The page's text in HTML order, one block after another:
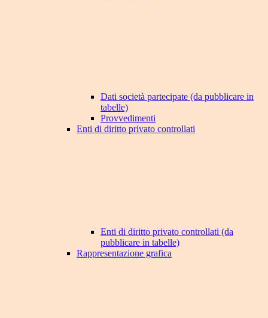
Dati società partecipate (da pubblicare in
tabelle)
Provvedimenti
Enti di diritto privato controllati
Enti di diritto privato controllati (da
pubblicare in tabelle)
Rappresentazione grafica